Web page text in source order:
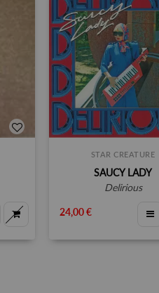
STAR CREATURE
SAUCY LADY
delirious
24,00 €